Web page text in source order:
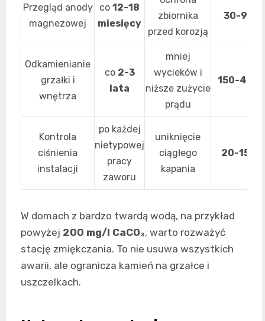
Przegląd anody
magnezowej
co 12-18
miesięcy
zbiornika
przed korozją
30-90 zł
Odkamienianie
grzałki i
wnętrza
co 2-3
lata
mniej
wycieków i
niższe zużycie
prądu
150-400
Kontrola
ciśnienia
instalacji
po każdej
nietypowej
pracy
zaworu
uniknięcie
ciągłego
kapania
20-150
W domach z bardzo twardą wodą, na przykład
powyżej 200 mg/l CaCO₃, warto rozważyć
stację zmiękczania. To nie usuwa wszystkich
awarii, ale ogranicza kamień na grzałce i
uszczelkach.